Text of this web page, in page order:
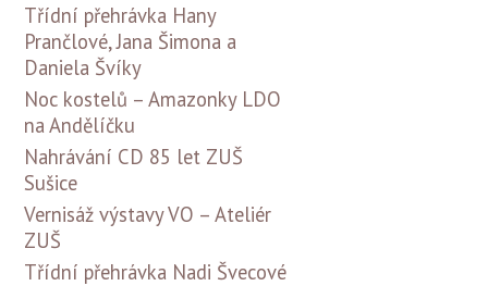
Třídní přehrávka Hany
Prančlové, Jana Šimona a
Daniela Švíky
Noc kostelů – Amazonky LDO
na Andělíčku
Nahrávání CD 85 let ZUŠ
Sušice
Vernisáž výstavy VO – Ateliér
ZUŠ
Třídní přehrávka Nadi Švecové